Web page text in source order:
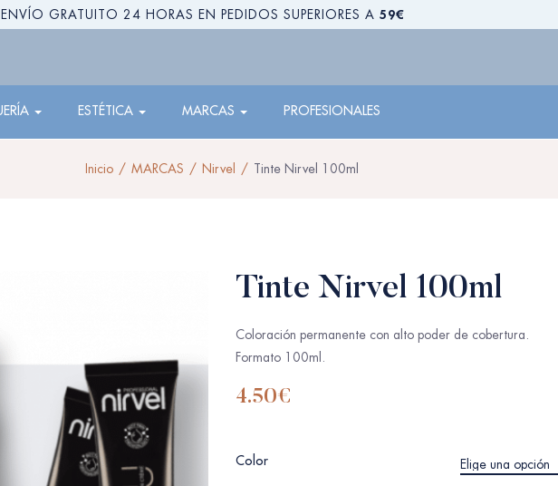
ENVÍO GRATUITO 24 HORAS EN PEDIDOS SUPERIORES A 59€
ESTÉTICA MARCAS PROFESIONALES
Inicio MARCAS Nirvel Tinte Nirvel 100ml
Tinte Nirvel 100ml
Coloración permanente con alto poder de cobertura.
Formato 100ml.
4.50€
Color